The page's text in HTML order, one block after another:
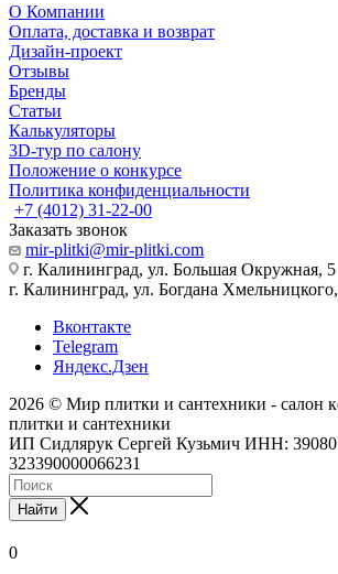
О Компании
Оплата, доставка и возврат
Дизайн-проект
Отзывы
Бренды
Статьи
Калькуляторы
3D-тур по салону
Положение о конкурсе
Политика конфиденциальности
+7 (4012) 31-22-00
Заказать звонок
mir-plitki@mir-plitki.com
г. Калининград, ул. Большая Окружная, 5
г. Калининград, ул. Богдана
Вконтакте
Telegram
Яндекс.Дзен
2026 © Мир плитки и сантехники - салон
плитки и сантехники
ИП Сидлярук Сергей Кузьмич ИНН:
323390000066231
Найти
0